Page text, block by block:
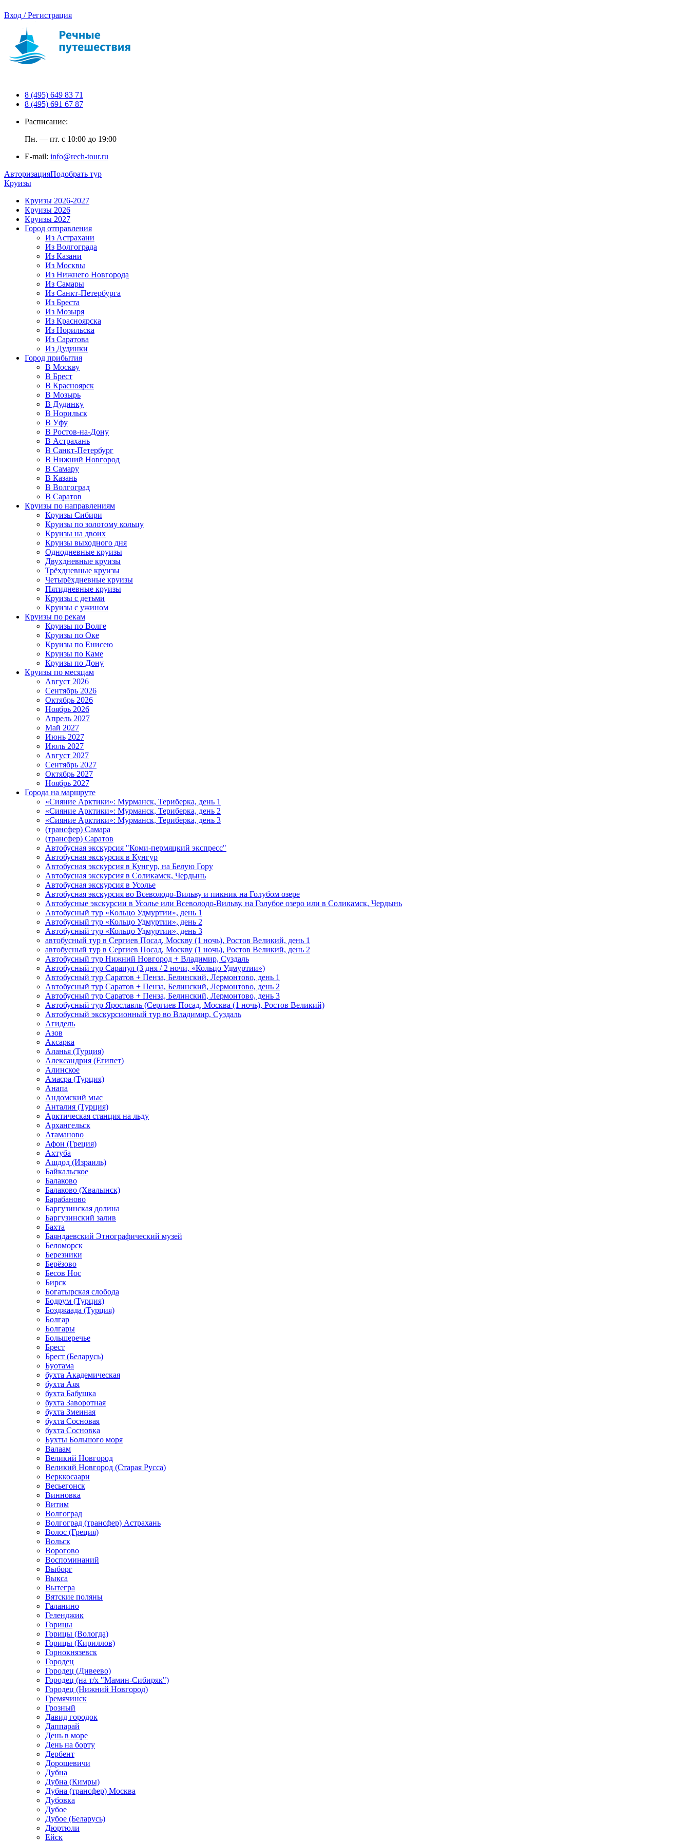
Вход / Регистрация
8 (495) 649 83 71
8 (495) 691 67 87
Расписание:
Пн. — пт. с 10:00 до 19:00
E-mail: info@rech-tour.ru
АвторизацияПодобрать тур
Круизы
Круизы 2026-2027
Круизы 2026
Круизы 2027
Город отправления
Из Астрахани
Из Волгограда
Из Казани
Из Москвы
Из Нижнего Новгорода
Из Самары
Из Санкт-Петербурга
Из Бреста
Из Мозыря
Из Красноярска
Из Норильска
Из Саратова
Из Дудинки
Город прибытия
В Москву
В Брест
В Красноярск
В Мозырь
В Дудинку
В Норильск
В Уфу
В Ростов-на-Дону
В Астрахань
В Санкт-Петербург
В Нижний Новгород
В Самару
В Казань
В Волгоград
В Саратов
Круизы по направлениям
Круизы Сибири
Круизы по золотому кольцу
Круизы на двоих
Круизы выходного дня
Однодневные круизы
Двухдневные круизы
Трёхдневные круизы
Четырёхдневные круизы
Пятидневные круизы
Круизы с детьми
Круизы с ужином
Круизы по рекам
Круизы по Волге
Круизы по Оке
Круизы по Енисею
Круизы по Каме
Круизы по Дону
Круизы по месяцам
Август 2026
Сентябрь 2026
Октябрь 2026
Ноябрь 2026
Апрель 2027
Май 2027
Июнь 2027
Июль 2027
Август 2027
Сентябрь 2027
Октябрь 2027
Ноябрь 2027
Города на маршруте
«Сияние Арктики»: Мурманск, Териберка, день 1
«Сияние Арктики»: Мурманск, Териберка, день 2
«Сияние Арктики»: Мурманск, Териберка, день 3
(трансфер) Самара
(трансфер) Саратов
Автобусная экскурсия "Коми-пермяцкий экспресс"
Автобусная экскурсия в Кунгур
Автобусная экскурсия в Кунгур, на Белую Гору
Автобусная экскурсия в Соликамск, Чердынь
Автобусная экскурсия в Усолье
Автобусная экскурсия во Всеволодо-Вильву и пикник на Голубом озере
Автобусные экскурсии в Усолье или Всеволодо-Вильву, на Голубое озеро или в Соликамск, Чердынь
Автобусный тур «Кольцо Удмуртии», день 1
Автобусный тур «Кольцо Удмуртии», день 2
Автобусный тур «Кольцо Удмуртии», день 3
автобусный тур в Сергиев Посад, Москву (1 ночь), Ростов Великий, день 1
автобусный тур в Сергиев Посад, Москву (1 ночь), Ростов Великий, день 2
Автобусный тур Нижний Новгород + Владимир, Суздаль
Автобусный тур Сарапул (3 дня / 2 ночи, «Кольцо Удмуртии»)
Автобусный тур Саратов + Пенза, Белинский, Лермонтово, день 1
Автобусный тур Саратов + Пенза, Белинский, Лермонтово, день 2
Автобусный тур Саратов + Пенза, Белинский, Лермонтово, день 3
Автобусный тур Ярославль (Сергиев Посад, Москва (1 ночь), Ростов Великий)
Автобусный экскурсионный тур во Владимир, Суздаль
Агидель
Азов
Аксарка
Аланья (Турция)
Александрия (Египет)
Алинское
Амасра (Турция)
Анапа
Андомский мыс
Анталия (Турция)
Арктическая станция на льду
Архангельск
Атаманово
Афон (Греция)
Ахтуба
Ашдод (Израиль)
Байкальское
Балаково
Балаково (Хвалынск)
Барабаново
Баргузинская долина
Баргузинский залив
Бахта
Баяндаевский Этнографический музей
Беломорск
Березники
Берёзово
Бесов Нос
Бирск
Богатырская слобода
Бодрум (Турция)
Бозджаада (Турция)
Болгар
Болгары
Большеречье
Брест
Брест (Беларусь)
Буотама
бухта Академическая
бухта Аяя
бухта Бабушка
бухта Заворотная
бухта Змеиная
бухта Сосновая
бухта Сосновка
Бухты Большого моря
Валаам
Великий Новгород
Великий Новгород (Старая Русса)
Верккосаари
Весьегонск
Винновка
Витим
Волгоград
Волгоград (трансфер) Астрахань
Волос (Греция)
Вольск
Ворогово
Воспоминаний
Выборг
Выкса
Вытегра
Вятские поляны
Галанино
Геленджик
Горицы
Горицы (Вологда)
Горицы (Кириллов)
Горнокнязевск
Городец
Городец (Дивеево)
Городец (на т/х "Мамин-Сибиряк")
Городец (Нижний Новгород)
Гремячинск
Грозный
Давид городок
Даппарай
День в море
День на борту
Дербент
Дорошевичи
Дубна
Дубна (Кимры)
Дубна (трансфер) Москва
Дубовка
Дубое
Дубое (Беларусь)
Дюртюли
Ейск